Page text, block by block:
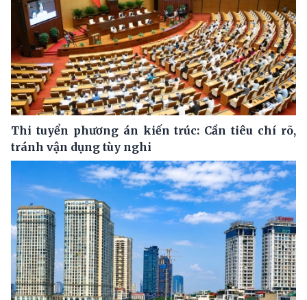
Thi tuyển phương án kiến trúc: Cần tiêu chí rõ,
tránh vận dụng tùy nghi